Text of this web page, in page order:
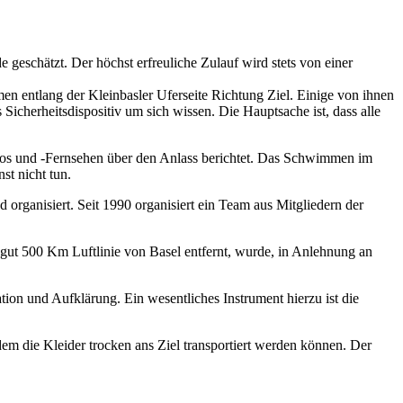
geschätzt. Der höchst erfreuliche Zulauf wird stets von einer
entlang der Kleinbasler Uferseite Richtung Ziel. Einige von ihnen
um sich wissen. Die Hauptsache ist, dass alle
-Fernsehen über den Anlass berichtet. Das Schwimmen im
nicht tun.
Seit 1990 organisiert ein Team aus Mitgliedern der
500 Km Luftlinie von Basel entfernt, wurde, in Anlehnung an
und Aufklärung. Ein wesentliches Instrument hierzu ist die
die Kleider trocken ans Ziel transportiert werden können. Der